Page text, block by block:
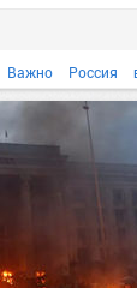
Важно Россия